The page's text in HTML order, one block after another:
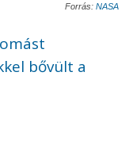
Forrás: NASA
bővült a